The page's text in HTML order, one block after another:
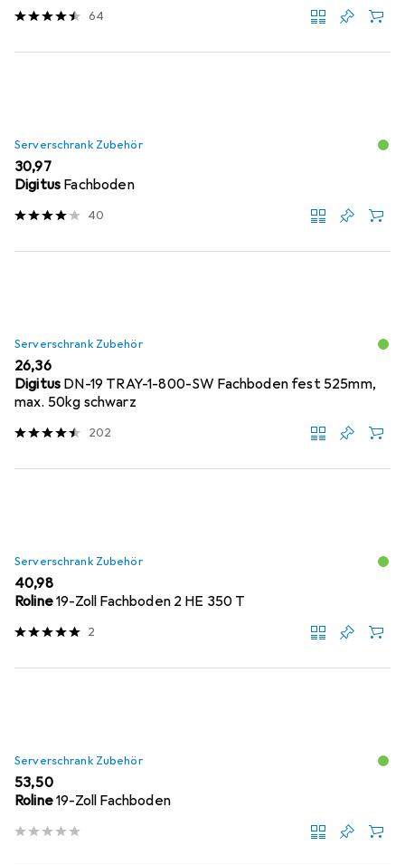
64
Serverschrank Zubehör
EUR
30,97
Digitus Fachboden
40
Serverschrank Zubehör
EUR
26,36
Digitus DN-19 TRAY-1-800-SW Fachboden fest 525mm,
max. 50kg schwarz
202
Serverschrank Zubehör
EUR
40,98
Roline19-Zoll Fachboden 2 HE 350 T
2
Serverschrank Zubehör
EUR
53,50
Roline19-Zoll Fachboden